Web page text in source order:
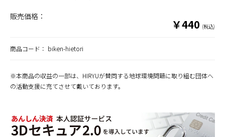
販売価格：
￥440 (税込)
商品コード： biken-hietori
※本商品の収益の一部は、HIRYUが賛同する地球環境問題に取り組む団体へ
の活動支援に充てさせて戴いております。